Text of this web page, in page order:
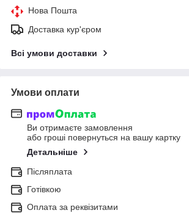
Нова Пошта
Доставка кур'єром
Всі умови доставки
Умови оплати
Ви отримаєте замовлення
або гроші повернуться на вашу картку
Детальніше
Післяплата
Готівкою
Оплата за реквізитами